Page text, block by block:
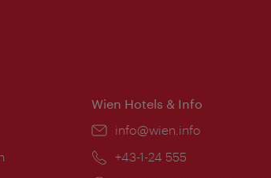
Wien Hotels & Info
E-
info@wien.info
Telefon:
+43-1-24 555